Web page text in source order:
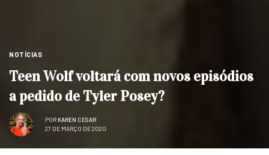
NOTÍCIAS
Teen Wolf voltará com novos episódios
a pedido de Tyler Posey?
POR KAREN CESAR
27 DE MARÇO DE 2020